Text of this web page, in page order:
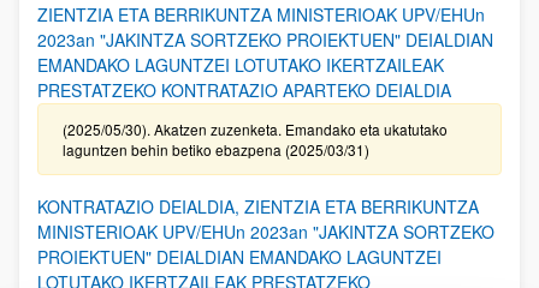
ZIENTZIA ETA BERRIKUNTZA MINISTERIOAK UPV/EHUn
2023an "JAKINTZA SORTZEKO PROIEKTUEN" DEIALDIAN
EMANDAKO LAGUNTZEI LOTUTAKO IKERTZAILEAK
PRESTATZEKO KONTRATAZIO APARTEKO DEIALDIA
(2025/05/30). Akatzen zuzenketa. Emandako eta ukatutako
laguntzen behin betiko ebazpena (2025/03/31)
KONTRATAZIO DEIALDIA, ZIENTZIA ETA BERRIKUNTZA
MINISTERIOAK UPV/EHUn 2023an "JAKINTZA SORTZEKO
PROIEKTUEN" DEIALDIAN EMANDAKO LAGUNTZEI
LOTUTAKO IKERTZAILEAK PRESTATZEKO